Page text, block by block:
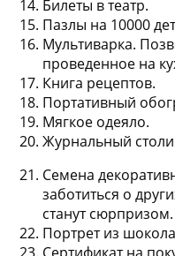
Билеты в театр.
Пазлы на 10000
Мультиварка.
проведенное на
Книга рецептов.
Портативный
Мягкое одеяло.
Журнальный
Семена
заботиться о
станут сюрпризом.
Портрет из